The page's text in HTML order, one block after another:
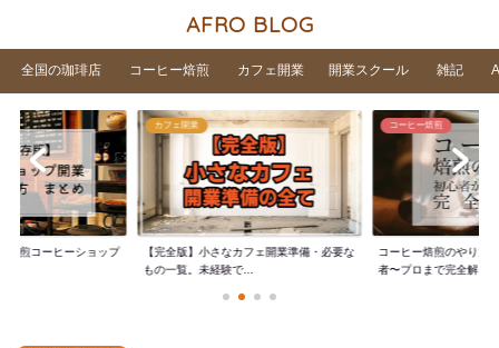
AFRO BLOG
全国の珈琲店 コーヒー焙煎 カフェ開業 開業スクール 雑記
焙煎コーヒーショップ
カフェ開業
【完全版】小さなカフェ開業準備・必要な
もの一覧。未経験で...
コーヒー焙煎
コーヒー焙煎のやり方
者〜プロまで完全解...